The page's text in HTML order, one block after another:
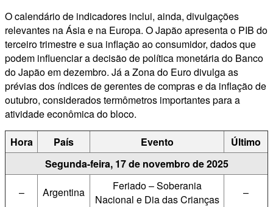
O calendário de indicadores inclui, ainda, divulgações
relevantes na Ásia e na Europa. O Japão apresenta o PIB do
terceiro trimestre e sua inflação ao consumidor, dados que
podem influenciar a decisão de política monetária do Banco
do Japão em dezembro. Já a Zona do Euro divulga as
prévias dos índices de gerentes de compras e da inflação de
outubro, considerados termômetros importantes para a
atividade econômica do bloco.
Hora
País Evento
Último
Segunda-feira, 17 de novembro de 2025
– Argentina
Feriado – Soberania
Nacional e Dia das Crianças
–